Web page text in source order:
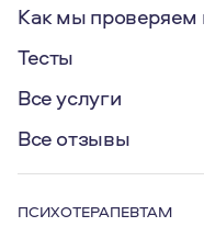
Как мы проверяем
Тесты
Все услуги
Все отзывы
ПСИХОТЕРАПЕВТАМ